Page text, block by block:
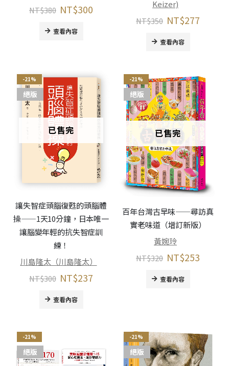
NT$380 NT$300
查看內容
Keizer)
NT$350 NT$277
查看內容
-21%
已售完
絕版
讓失智症頭腦復甦的頭腦體
操——1天10分鐘，日本唯一
讓腦變年輕的抗失智症訓
練！
川島隆太（川島隆太）
NT$300 NT$237
查看內容
-21%
已售完
絕版
百年台灣古早味——尋訪真
實老味道（增訂新版）
黃婉玲
NT$320 NT$253
查看內容
-21%
絕版
-21%
絕版